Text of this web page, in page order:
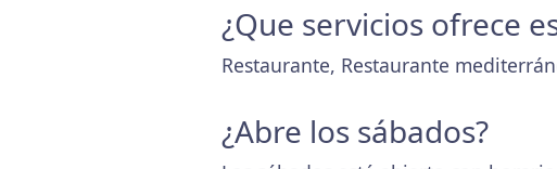
¿Que servicios ofrece
Restaurante, Restaurante
¿Abre los sábados?